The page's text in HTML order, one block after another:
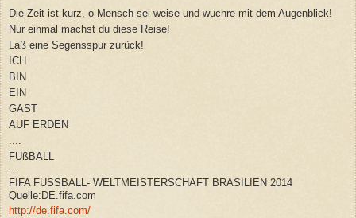
Die Zeit ist kurz, o Mensch sei weise und wuchre mit dem Augenblick!
Nur einmal machst du diese Reise!
Laß eine Segensspur zurück!
ICH
BIN
EIN
GAST
AUF ERDEN
FUßBALL
FIFA FUSSBALL- WELTMEISTERSCHAFT BRASILIEN 2014
Quelle:DE.fifa.com
http://de.fifa.com/